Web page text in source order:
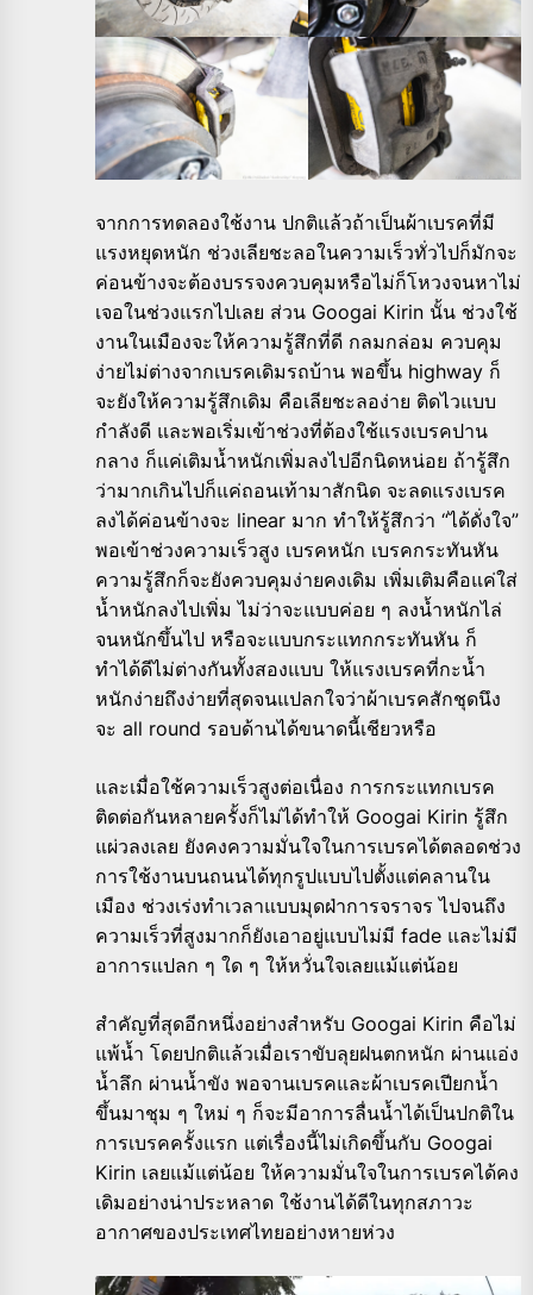
จากการทดลองใช้งาน ปกติแล้วถ้าเป็นผ้าเบรคที่มี
แรงหยุดหนัก ช่วงเลียชะลอในความเร็วทั่วไปก็มักจะ
ค่อนข้างจะต้องบรรจงควบคุมหรือไม่ก็โหวงจนหาไม่
เจอในช่วงแรกไปเลย ส่วน Googai Kirin นั้น ช่วงใช้
งานในเมืองจะให้ความรู้สึกที่ดี กลมกล่อม ควบคุม
ง่ายไม่ต่างจากเบรคเดิมรถบ้าน พอขึ้น highway ก็
จะยังให้ความรู้สึกเดิม คือเลียชะลอง่าย ติดไวแบบ
กำลังดี และพอเริ่มเข้าช่วงที่ต้องใช้แรงเบรคปาน
กลาง ก็แค่เติมน้ำหนักเพิ่มลงไปอีกนิดหน่อย ถ้ารู้สึก
ว่ามากเกินไปก็แค่ถอนเท้ามาสักนิด จะลดแรงเบรค
ลงได้ค่อนข้างจะ linear มาก ทำให้รู้สึกว่า “ได้ดั่งใจ”
พอเข้าช่วงความเร็วสูง เบรคหนัก เบรคกระทันหัน
ความรู้สึกก็จะยังควบคุมง่ายคงเดิม เพิ่มเติมคือแค่ใส่
น้ำหนักลงไปเพิ่ม ไม่ว่าจะแบบค่อย ๆ ลงน้ำหนักไล่
จนหนักขึ้นไป หรือจะแบบกระแทกกระทันหัน ก็
ทำได้ดีไม่ต่างกันทั้งสองแบบ ให้แรงเบรคที่กะน้ำ
หนักง่ายถึงง่ายที่สุดจนแปลกใจว่าผ้าเบรคสักชุดนึง
จะ all round รอบด้านได้ขนาดนี้เชียวหรือ
และเมื่อใช้ความเร็วสูงต่อเนื่อง การกระแทกเบรค
ติดต่อกันหลายครั้งก็ไม่ได้ทำให้ Googai Kirin รู้สึก
แผ่วลงเลย ยังคงความมั่นใจในการเบรคได้ตลอดช่วง
การใช้งานบนถนนได้ทุกรูปแบบไปตั้งแต่คลานใน
เมือง ช่วงเร่งทำเวลาแบบมุดฝ่าการจราจร ไปจนถึง
ความเร็วที่สูงมากก็ยังเอาอยู่แบบไม่มี fade และไม่มี
อาการแปลก ๆ ใด ๆ ให้หวั่นใจเลยแม้แต่น้อย
สำคัญที่สุดอีกหนึ่งอย่างสำหรับ Googai Kirin คือไม่
แพ้น้ำ โดยปกติแล้วเมื่อเราขับลุยฝนตกหนัก ผ่านแอ่ง
น้ำลึก ผ่านน้ำขัง พอจานเบรคและผ้าเบรคเปียกน้ำ
ขึ้นมาชุม ๆ ใหม่ ๆ ก็จะมีอาการลื่นน้ำได้เป็นปกติใน
การเบรคครั้งแรก แต่เรื่องนี้ไม่เกิดขึ้นกับ Googai
Kirin เลยแม้แต่น้อย ให้ความมั่นใจในการเบรคได้คง
เดิมอย่างน่าประหลาด ใช้งานได้ดีในทุกสภาวะ
อากาศของประเทศไทยอย่างหายห่วง